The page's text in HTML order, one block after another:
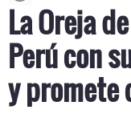
La Oreja
Perú con
y promete